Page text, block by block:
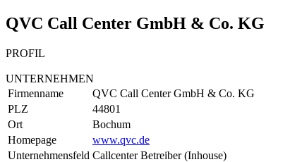
QVC Call Center GmbH & Co. KG
PROFIL
UNTERNEHMEN
Firmenname
QVC Call Center GmbH & Co. KG
PLZ
44801
Ort
Bochum
Homepage
www.qvc.de
Unternehmensfeld Callcenter Betreiber (Inhouse)